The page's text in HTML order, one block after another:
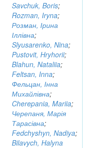
Savchuk, Boris;
Rozman, Iryna;
Розман, Ірина
Іллівна;
Slyusarenko, Nina;
Pustovit, Hryhorii;
Blahun, Nataliia;
Feltsan, Inna;
Фельцан, Інна
Михайлівна;
Cherepania, Mariia;
Черепаня, Марія
Тарасівна;
Fedchyshyn, Nadiya;
Bilavych, Halyna